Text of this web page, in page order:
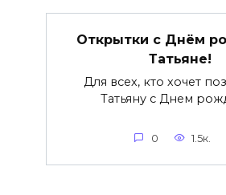
Открытки с Днём
Татьяне!
Для всех, кто хочет
Татьяну с Днем
0 1.5к.